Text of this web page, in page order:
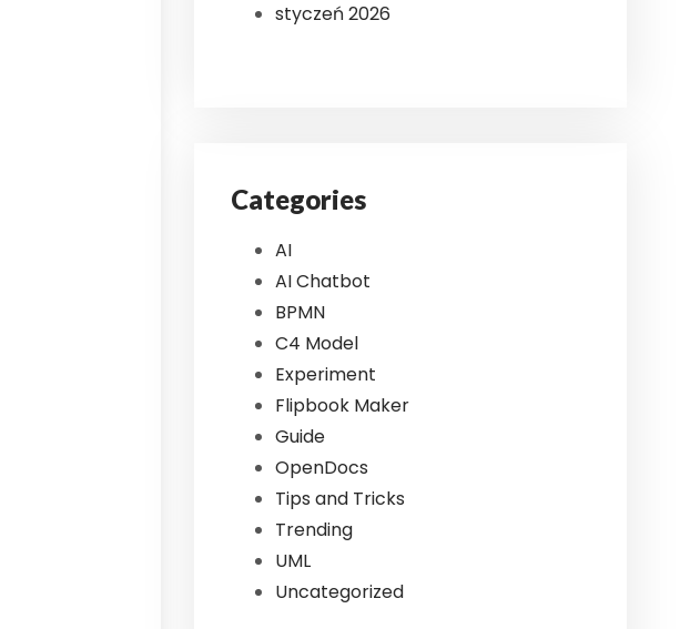
styczeń 2026
Categories
AI
AI Chatbot
BPMN
C4 Model
Experiment
Flipbook Maker
Guide
OpenDocs
Tips and Tricks
Trending
UML
Uncategorized